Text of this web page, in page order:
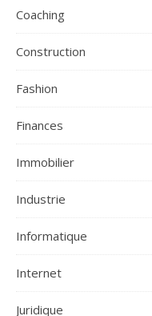
Coaching
Construction
Fashion
Finances
Immobilier
Industrie
Informatique
Internet
Juridique